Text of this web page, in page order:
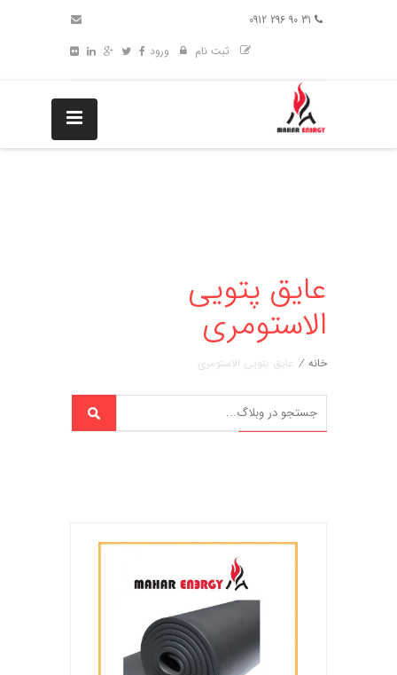
ثبت نام
ورود
عایق پتویی
الاستومری
خانه / عایق پتویی الاستومری